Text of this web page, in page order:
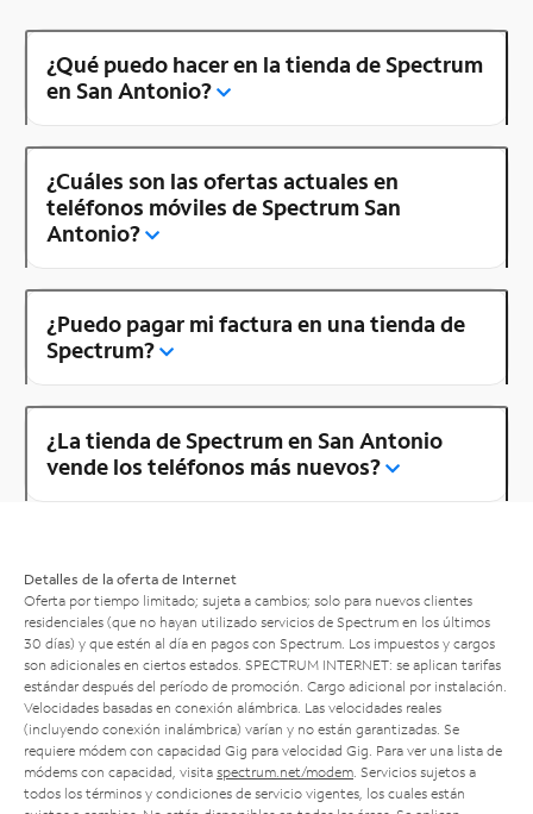
¿Qué puedo hacer en la tienda de Spectrum
en San Antonio?
¿Cuáles son las ofertas actuales en
teléfonos móviles de Spectrum San
Antonio?
¿Puedo pagar mi factura en una tienda de
Spectrum?
¿La tienda de Spectrum en San Antonio
vende los teléfonos más nuevos?
Detalles de la oferta de Internet
Oferta por tiempo limitado; sujeta a cambios; solo para nuevos clientes
residenciales (que no hayan utilizado servicios de Spectrum en los últimos
30 días) y que estén al día en pagos con Spectrum. Los impuestos y cargos
son adicionales en ciertos estados. SPECTRUM INTERNET: se aplican tarifas
estándar después del período de promoción. Cargo adicional por instalación.
Velocidades basadas en conexión alámbrica. Las velocidades reales
(incluyendo conexión inalámbrica) varían y no están garantizadas. Se
requiere módem con capacidad Gig para velocidad Gig. Para ver una lista de
módems con capacidad, visita spectrum.net/modem . Servicios sujetos a
todos los términos y condiciones de servicio vigentes, los cuales están